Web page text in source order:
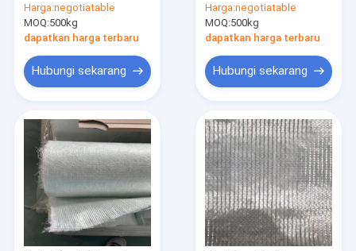
yang dipotong dan
pembasmian resin
yang optimal
Harga:negotiatable
MOQ:500kg
dapatkan harga terbaru
Hubungi sekarang
Dengan Lapisan
Untaian yang Diiris
Mudah Lembab Resin
Harga:negotiatable
MOQ:500kg
dapatkan harga terbaru
Hubungi sekarang